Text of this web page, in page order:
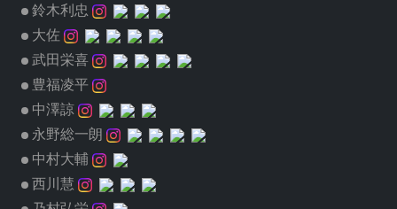
鈴木利忠
大佐
武田栄喜
豊福凌平
中澤諒
永野総一朗
中村大輔
西川慧